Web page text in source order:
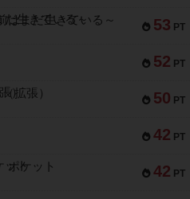
53 PT
まだ生きている～
52 PT
50 PT
拡張）
42 PT
42 PT
ポケット